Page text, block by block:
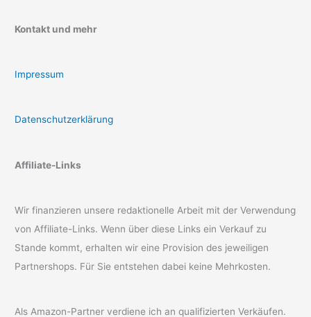
Kontakt und mehr
Impressum
Datenschutzerklärung
Affiliate-Links
Wir finanzieren unsere redaktionelle Arbeit mit der Verwendung
von Affiliate-Links. Wenn über diese Links ein Verkauf zu
Stande kommt, erhalten wir eine Provision des jeweiligen
Partnershops. Für Sie entstehen dabei keine Mehrkosten.
Als Amazon-Partner verdiene ich an qualifizierten Verkäufen.